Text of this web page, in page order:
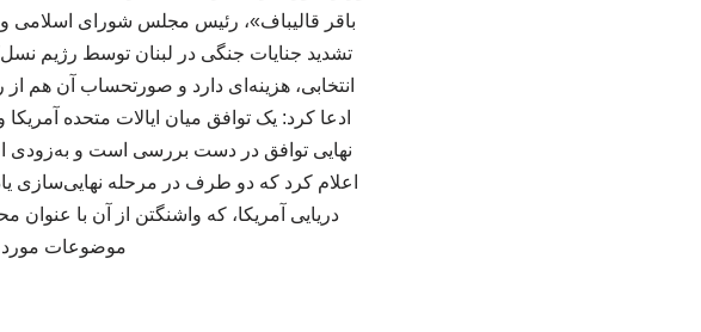
باقر قالیباف»، رئیس مجلس شورای اسلامی و
تشدید جنایات جنگی در لبنان توسط رژیم
ادعا کرد: یک توافق میان ایالات متحده
نهایی توافق در دست بررسی است و به‌زودی
اعلام کرد که دو طرف در مرحله نهایی‌سازی
دریایی آمریکا، که واشنگتن از آن با عنوان
موضوعات مورد